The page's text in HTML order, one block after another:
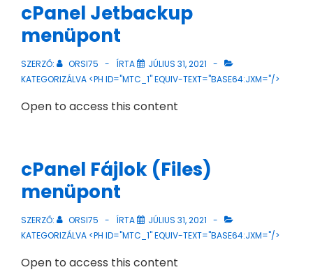
cPanel Jetbackup
menüpont
SZERZŐ: ORSI75 ÍRTA
JÚLIUS 31, 2021
KATEGORIZÁLVA <PH ID="MTC_1" EQUIV-TEXT="BASE64:JXM="/>
Open to access this content
cPanel Fájlok (Files)
menüpont
SZERZŐ: ORSI75 ÍRTA
JÚLIUS 31, 2021
KATEGORIZÁLVA <PH ID="MTC_1" EQUIV-TEXT="BASE64:JXM="/>
Open to access this content